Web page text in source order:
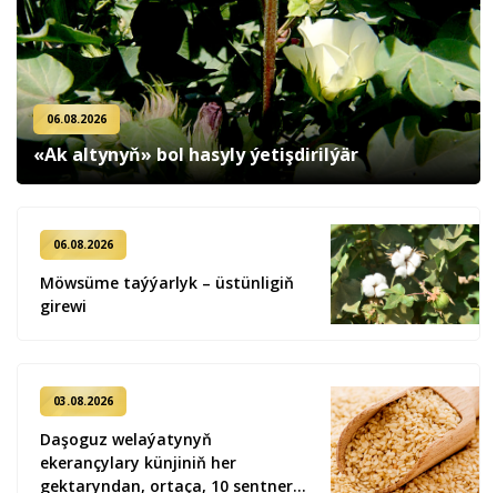
06.08.2026
«Ak altynyň» bol hasyly ýetişdirilýär
06.08.2026
Möwsüme taýýarlyk – üstünligiň
girewi
03.08.2026
Daşoguz welaýatynyň
ekerançylary künjiniň her
gektaryndan, ortaça, 10 sentner